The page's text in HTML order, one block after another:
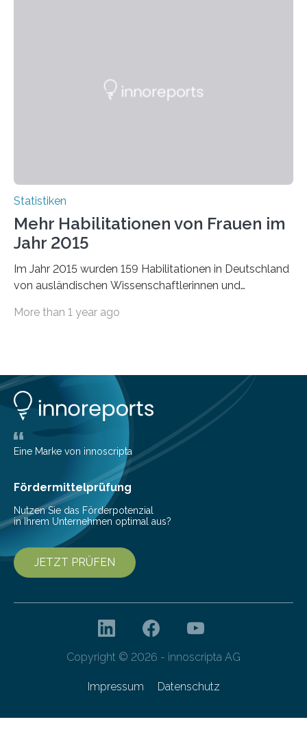
Statistiken
Mehr Habilitationen von Frauen im
Jahr 2015
Im Jahr 2015 wurden 159 Habilitationen in Deutschland
von ausländischen Wissenschaftlerinnen und
More than 1 year ago
Eine Marke von innoscripta
Fördermittelprüfung
Nutzen Sie das Förderpotenzial
in Ihrem Unternehmen optimal aus?
JETZT PRÜFEN
Copyright © 2026 - innoscripta AG
Impressum Datenschutz